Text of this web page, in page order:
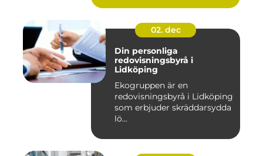
02. dec
Din personliga
redovisningsbyrå i
Lidköping
Ekogruppen är en
redovisningsbyrå i Lidköping
som erbjuder skräddarsydda
lö...